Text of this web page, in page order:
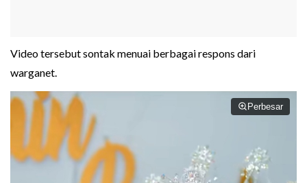
Video tersebut sontak menuai berbagai respons dari
warganet.
Perbesar